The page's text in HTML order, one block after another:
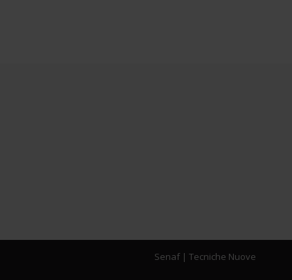
Senaf| Tecniche Nuove